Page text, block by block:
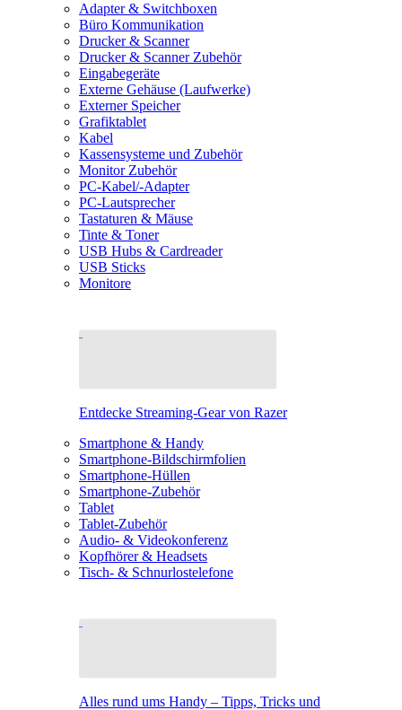
Adapter & Switchboxen
Büro Kommunikation
Drucker & Scanner
Drucker & Scanner Zubehör
Eingabegeräte
Externe Gehäuse (Laufwerke)
Externer Speicher
Grafiktablet
Kabel
Kassensysteme und Zubehör
Monitor Zubehör
PC-Kabel/-Adapter
PC-Lautsprecher
Tastaturen & Mäuse
Tinte & Toner
USB Hubs & Cardreader
USB Sticks
Monitore
Entdecke Streaming-Gear von Razer
Smartphone & Handy
Smartphone-Bildschirmfolien
Smartphone-Hüllen
Smartphone-Zubehör
Tablet
Tablet-Zubehör
Audio- & Videokonferenz
Kopfhörer & Headsets
Tisch- & Schnurlostelefone
Alles rund ums Handy – Tipps, Tricks und